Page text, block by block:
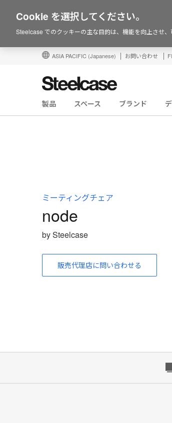
ASIA PACIFIC (Japanese) お問い合わせ
製品 スペース ブランド
ミーティングチェア
node
by Steelcase
販売代理店に問い合わせる
Cookie を選択してください。
Steelcase でのクッキーの主な目的は、機能を向上させ